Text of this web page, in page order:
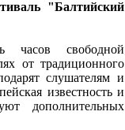
"Балтийский
свободной
от традиционного
слушателям и
известность и
дополнительных